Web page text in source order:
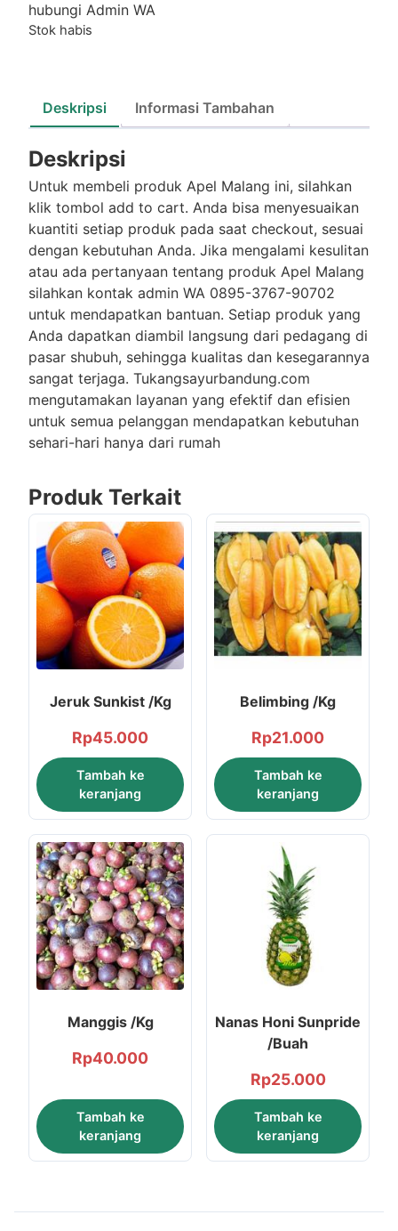
hubungi Admin WA
Stok habis
Deskripsi Informasi Tambahan
Deskripsi
Untuk membeli produk Apel Malang ini, silahkan
klik tombol add to cart. Anda bisa menyesuaikan
kuantiti setiap produk pada saat checkout, sesuai
dengan kebutuhan Anda. Jika mengalami kesulitan
atau ada pertanyaan tentang produk Apel Malang
silahkan kontak admin WA 0895-3767-90702
untuk mendapatkan bantuan. Setiap produk yang
Anda dapatkan diambil langsung dari pedagang di
pasar shubuh, sehingga kualitas dan kesegarannya
sangat terjaga. Tukangsayurbandung.com
mengutamakan layanan yang efektif dan efisien
untuk semua pelanggan mendapatkan kebutuhan
sehari-hari hanya dari rumah
Produk Terkait
Jeruk Sunkist /Kg
Rp45.000
Tambah ke
keranjang
Belimbing /Kg
Rp21.000
Tambah ke
keranjang
Manggis /Kg
Rp40.000
Tambah ke
keranjang
Nanas Honi Sunpride
/Buah
Rp25.000
Tambah ke
keranjang